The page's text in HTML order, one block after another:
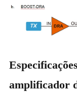
amplificador